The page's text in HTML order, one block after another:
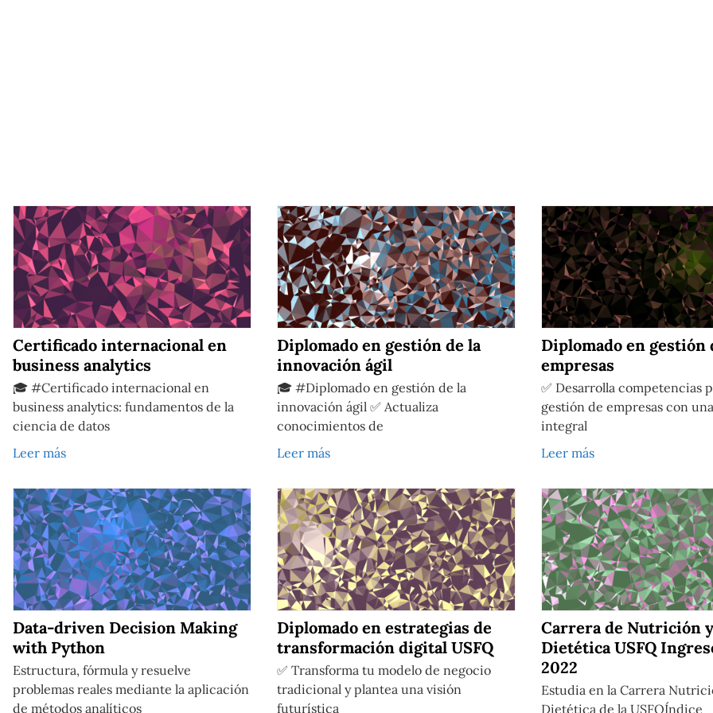
Certificado internacional en
business analytics
🎓 #Certificado internacional en
business analytics: fundamentos de la
ciencia de datos
Leer más
Diplomado en gestión de la
innovación ágil
🎓 #Diplomado en gestión de la
innovación ágil ✅ Actualiza
conocimientos de
Leer más
Diplomado en gestión
empresas
✅ Desarrolla competencias
gestión de empresas con
integral
Leer más
Data-driven Decision Making
with Python
Estructura, fórmula y resuelve
problemas reales mediante la aplicación
de métodos analíticos
Diplomado en estrategias de
transformación digital USFQ
✅ Transforma tu modelo de negocio
tradicional y plantea una visión
futurística
Carrera de Nutrición
Dietética USFQ
2022
Estudia en la Carrera
Dietética de la USFQÍndice